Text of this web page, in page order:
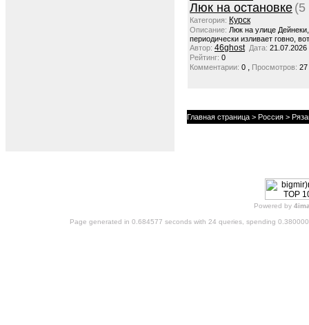
Люк на остановке (5
Категория: Курск
Описание: Люк на улице
периодически изливает говно,
Автор: 46ghost Дата: 21.07.2026
Рейтинг: 0
Комментарии: 0 , Просмотров: 27
Главная страница > Россия >
Powered by
Page generated in 0.684577 seconds with 24 queries, spending